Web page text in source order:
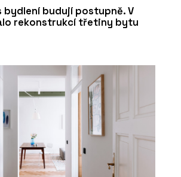
bydlení budují postupně. V
rekonstrukcí třetiny bytu